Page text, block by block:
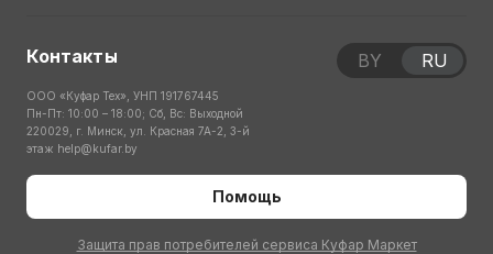
Контакты
ООО «Куфар Тех», УНП 191767445
Пн-Пт: 10:00 – 18:00; Сб, Вс: Выходной
220029, г. Минск, ул. Красная 7А-2, 3-й
этаж help@kufar.by
Помощь
Защита прав потребителей сервиса Куфар Маркет
BY RU